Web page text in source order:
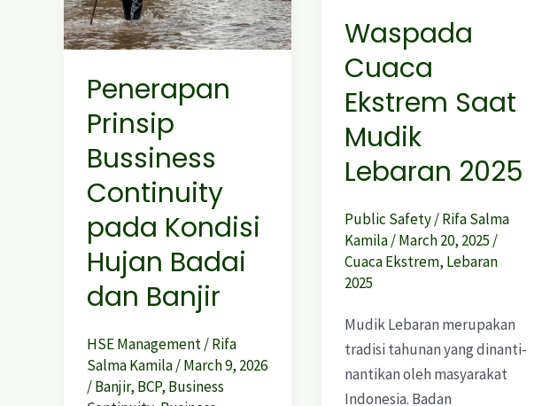
Penerapan
Prinsip
Bussiness
Continuity
pada Kondisi
Hujan Badai
dan Banjir
HSE Management/Rifa
Salma Kamila/March 9, 2026
/Banjir, BCP, Business
pada
Kondisi
Badai
dan
Banjir
Waspada
Cuaca
Ekstrem Saat
Mudik
Lebaran 2025
Public Safety/Rifa Salma
Kamila/March 20, 2025 /
Cuaca Ekstrem, Lebaran
2025
Mudik Lebaran merupakan
tradisi tahunan yang dinanti-
nantikan oleh masyarakat
Indonesia. Badan
Lebaran
2025